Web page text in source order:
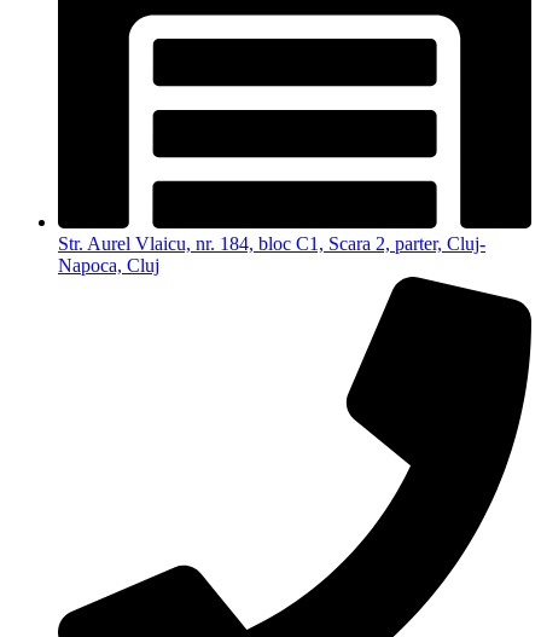
Str. Aurel Vlaicu, nr. 184, bloc C1, Scara 2, parter, Cluj-
Napoca, Cluj